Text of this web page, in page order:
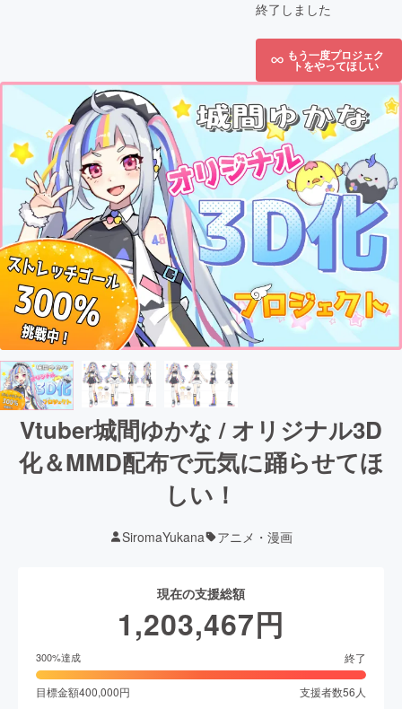
終了しました
もう一度プロジェク
トをやってほしい
Vtuber城間ゆかな / オリジナル3D
化＆MMD配布で元気に踊らせてほ
しい！
SiromaYukana アニメ・漫画
現在の支援総額
1,203,467円
300%達成 終了
目標金額400,000円 支援者数56 人